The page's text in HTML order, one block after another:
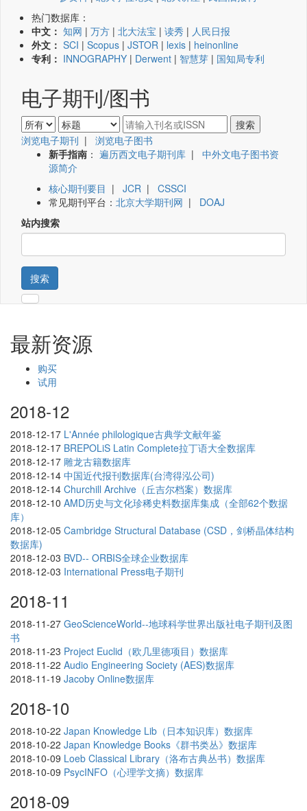
热门数据库：
中文： 知网 | 万方 | 北大法宝 | 读秀 | 人民日报
外文： SCI | Scopus | JSTOR | lexis | heinonline
专利： INNOGRAPHY | Derwent | 智慧芽 | 国知局专利
电子期刊/图书
浏览电子期刊 | 浏览电子图书
新手指南 ： 遍历西文电子期刊库 | 中外文电子图书资
源简介
核心期刊要目 | JCR | CSSCI
常见期刊平台： 北京大学期刊网 | DOAJ
站内搜索
搜索
最新资源
购买
试用
2018-12
2018-12-17 L'Année philologique古典学文献年鉴
2018-12-17 BREPOLiS Latin Complete拉丁语大全数据库
2018-12-17 雕龙古籍数据库
2018-12-14 中国近代报刊数据库(台湾得泓公司)
2018-12-14 Churchill Archive（丘吉尔档案）数据库
2018-12-10 AMD历史与文化珍稀史料数据库集成（全部62个数据
库）
2018-12-05 Cambridge Structural Database (CSD，剑桥晶体结构
数据库)
2018-12-03 BVD-- ORBIS全球企业数据库
2018-12-03 International Press电子期刊
2018-11
2018-11-27 GeoScienceWorld--地球科学世界出版社电子期刊及图
书
2018-11-23 Project Euclid（欧几里德项目）数据库
2018-11-22 Audio Engineering Society (AES)数据库
2018-11-19 Jacoby Online数据库
2018-10
2018-10-22 Japan Knowledge Lib（日本知识库）数据库
2018-10-22 Japan Knowledge Books《群书类丛》数据库
2018-10-09 Loeb Classical Library（洛布古典丛书）数据库
2018-10-09 PsycINFO（心理学文摘）数据库
2018-09